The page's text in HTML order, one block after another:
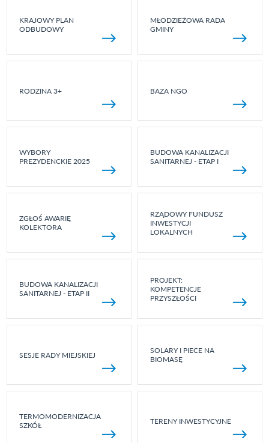
KRAJOWY PLAN
ODBUDOWY
MŁODZIEŻOWA RADA
GMINY
RODZINA 3+ BAZA NGO
WYBORY
PREZYDENCKIE 2025
BUDOWA KANALIZACJI
SANITARNEJ - ETAP I
ZGŁOŚ AWARIĘ
KOLEKTORA
RZĄDOWY FUNDUSZ
INWESTYCJI
LOKALNYCH
BUDOWA KANALIZACJI
SANITARNEJ - ETAP II
PROJEKT:
KOMPETENCJE
PRZYSZŁOŚCI
SESJE RADY MIEJSKIEJ
SOLARY I PIECE NA
BIOMASĘ
TERMOMODERNIZACJA
SZKÓŁ
TERENY INWESTYCYJNE